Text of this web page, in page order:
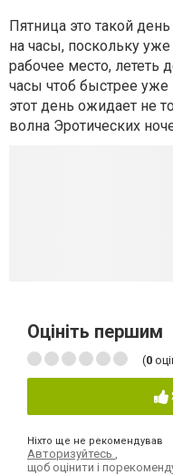
Пятница это такой
на часы, поскольку
рабочее место,
часы чтоб быстрее уже
этот день ожидает не
волна Эротических
Оцініть першим
(0
Ніхто ще не рекомендував
Авторизуйтесь
щоб оцінити і